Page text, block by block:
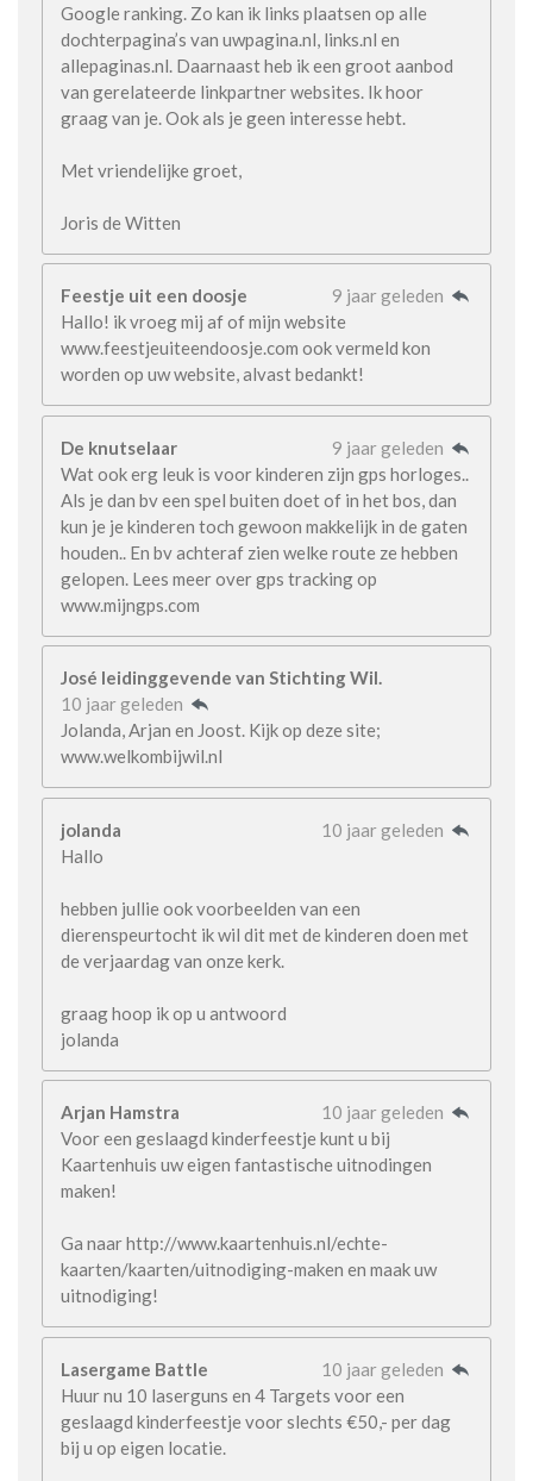
Google ranking. Zo kan ik links plaatsen op alle
dochterpagina’s van uwpagina.nl, links.nl en
allepaginas.nl. Daarnaast heb ik een groot aanbod
van gerelateerde linkpartner websites. Ik hoor
graag van je. Ook als je geen interesse hebt.
Met vriendelijke groet,
Joris de Witten
Feestje uit een doosje
9 jaar geleden
Hallo! ik vroeg mij af of mijn website
www.feestjeuiteendoosje.com ook vermeld kon
worden op uw website, alvast bedankt!
De knutselaar
9 jaar geleden
Wat ook erg leuk is voor kinderen zijn gps horloges..
Als je dan bv een spel buiten doet of in het bos, dan
kun je je kinderen toch gewoon makkelijk in de gaten
houden.. En bv achteraf zien welke route ze hebben
gelopen. Lees meer over gps tracking op
www.mijngps.com
José leidinggevende van Stichting Wil.
10 jaar geleden
Jolanda, Arjan en Joost. Kijk op deze site;
www.welkombijwil.nl
jolanda
10 jaar geleden
Hallo
hebben jullie ook voorbeelden van een
dierenspeurtocht ik wil dit met de kinderen doen met
de verjaardag van onze kerk.
graag hoop ik op u antwoord
jolanda
Arjan Hamstra
10 jaar geleden
Voor een geslaagd kinderfeestje kunt u bij
Kaartenhuis uw eigen fantastische uitnodingen
maken!
Ga naar http://www.kaartenhuis.nl/echte-
kaarten/kaarten/uitnodiging-maken en maak uw
uitnodiging!
Lasergame Battle
10 jaar geleden
Huur nu 10 laserguns en 4 Targets voor een
geslaagd kinderfeestje voor slechts €50,- per dag
bij u op eigen locatie.